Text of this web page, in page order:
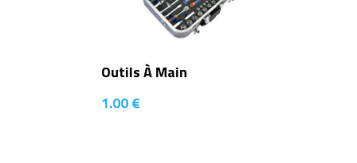
Outils À Main
1.00€